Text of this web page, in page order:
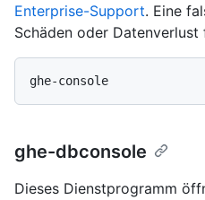
Enterprise-Support. Eine
Schäden oder Datenverlust
ghe-dbconsole
Dieses Dienstprogramm